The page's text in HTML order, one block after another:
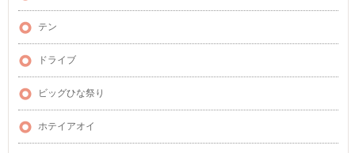
テン
ドライブ
ビッグひな祭り
ホテイアオイ